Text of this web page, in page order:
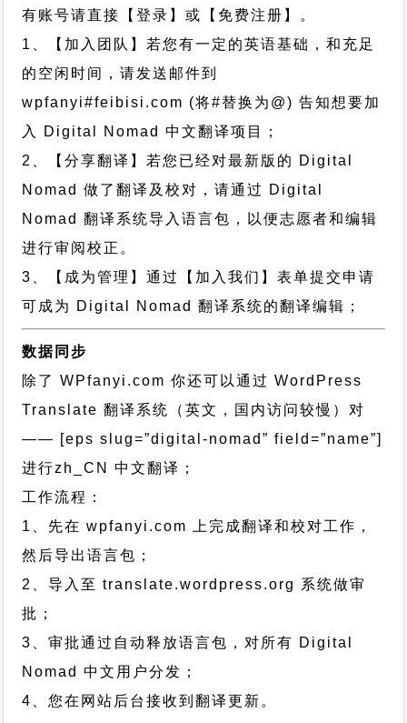
有账号请直接【登录】或【免费注册】。
1、【加入团队】若您有一定的英语基础，和充足
的空闲时间，请发送邮件到
wpfanyi#feibisi.com (将#替换为@) 告知想要加
入 Digital Nomad 中文翻译项目；
2、【分享翻译】若您已经对最新版的 Digital
Nomad 做了翻译及校对，请通过 Digital
Nomad 翻译系统导入语言包，以便志愿者和编辑
进行审阅校正。
3、【成为管理】通过【加入我们】表单提交申请
可成为 Digital Nomad 翻译系统的翻译编辑；
数据同步
除了 WPfanyi.com 你还可以通过WordPress
Translate 翻译系统（英文，国内访问较慢）对
—— [eps slug=”digital-nomad” field=”name”]
进行zh_CN
中文翻译；
工作流程：
1、先在 wpfanyi.com 上完成翻译和校对工作，
然后导出语言包；
2、导入至 translate.wordpress.org 系统做审
批；
3、审批通过自动释放语言包，对所有 Digital
Nomad 中文用户分发；
4、您在网站后台接收到翻译更新。